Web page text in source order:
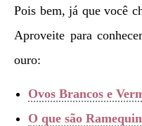
Pois bem, já que você
Aproveite para
ouro:
Ovos Brancos e
O que são